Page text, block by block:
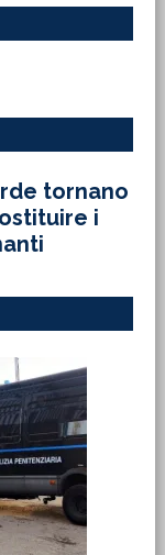
tornano
i